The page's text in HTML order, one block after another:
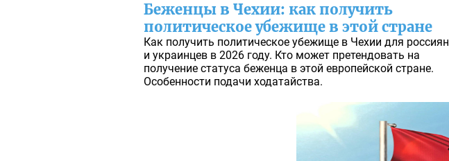
Беженцы в Чехии: как получить
политическое убежище в этой стране
Как получить политическое убежище в Чехии для россиян
и украинцев в 2026 году. Кто может претендовать на
получение статуса беженца в этой европейской стране.
Особенности подачи ходатайства.